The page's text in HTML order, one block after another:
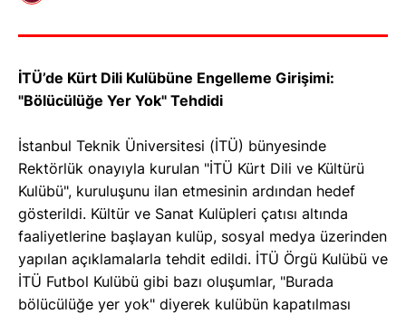
İTÜ’de Kürt Dili Kulübüne Engelleme Girişimi:
"Bölücülüğe Yer Yok" Tehdidi
İstanbul Teknik Üniversitesi (İTÜ) bünyesinde
Rektörlük onayıyla kurulan "İTÜ Kürt Dili ve Kültürü
Kulübü", kuruluşunu ilan etmesinin ardından hedef
gösterildi. Kültür ve Sanat Kulüpleri çatısı altında
faaliyetlerine başlayan kulüp, sosyal medya üzerinden
yapılan açıklamalarla tehdit edildi. İTÜ Örgü Kulübü ve
İTÜ Futbol Kulübü gibi bazı oluşumlar, "Burada
bölücülüğe yer yok" diyerek kulübün kapatılması